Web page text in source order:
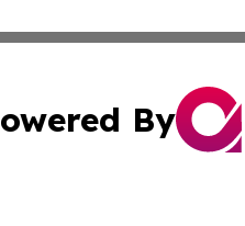
By